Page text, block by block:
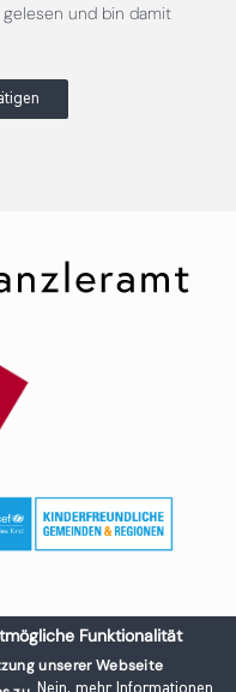
und bin damit
Funktionalität
unserer Webseite
Nein, mehr Informationen